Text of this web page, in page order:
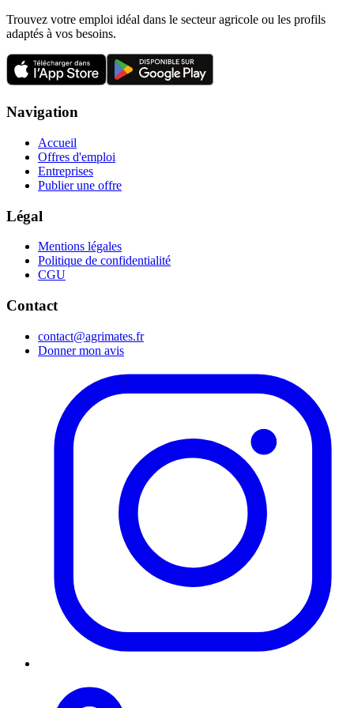
Trouvez votre emploi idéal dans le secteur agricole ou les profils
adaptés à vos besoins.
Navigation
Accueil
Offres d'emploi
Entreprises
Publier une offre
Légal
Mentions légales
Politique de confidentialité
CGU
Contact
contact@agrimates.fr
Donner mon avis